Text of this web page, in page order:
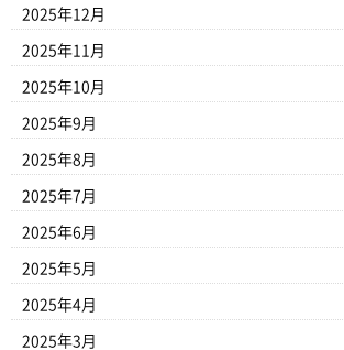
2025年12月
2025年11月
2025年10月
2025年9月
2025年8月
2025年7月
2025年6月
2025年5月
2025年4月
2025年3月